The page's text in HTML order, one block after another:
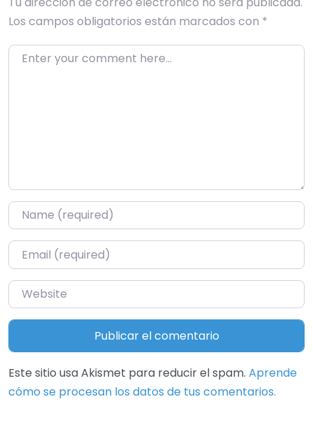
Los campos obligatorios están marcados con *
Enter your comment here…
Name*
Email*
Website
Este sitio usa Akismet para reducir el spam. Aprende
cómo se procesan los datos de tus comentarios.